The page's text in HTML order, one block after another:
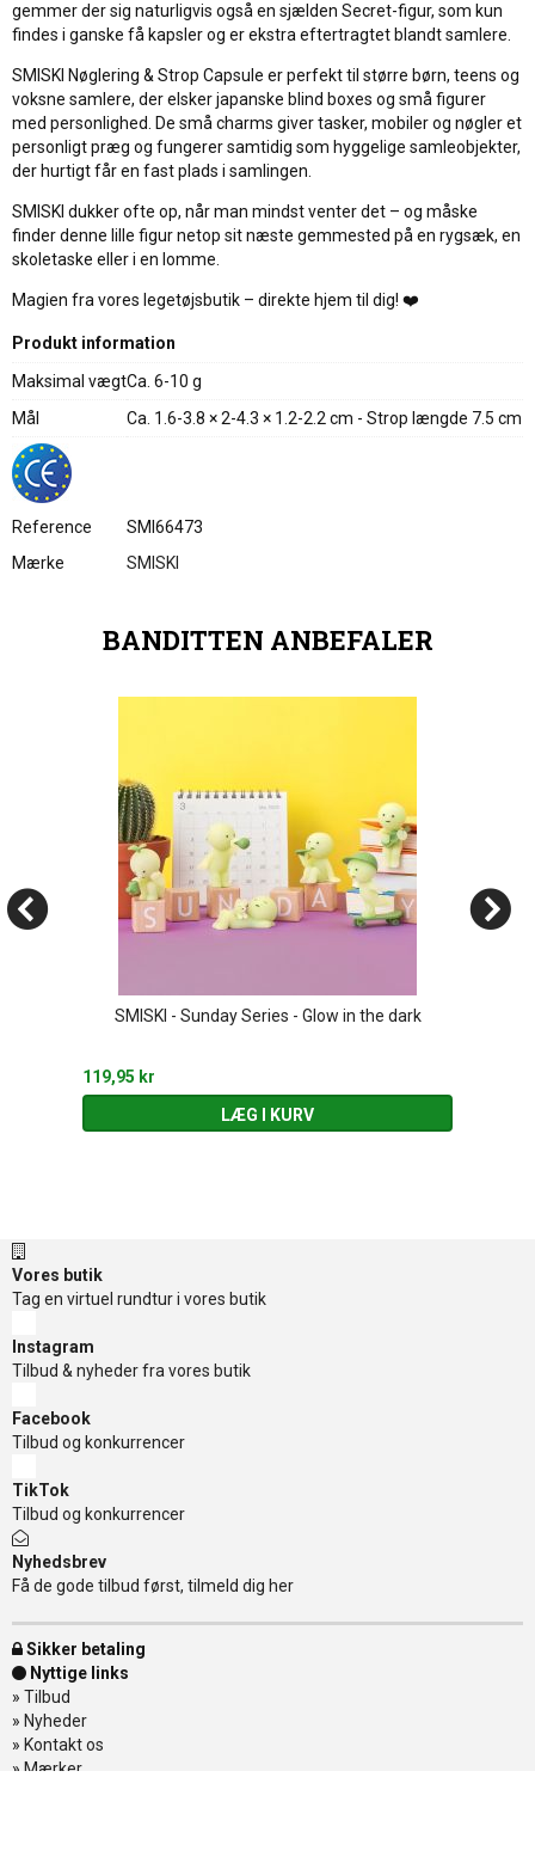
gemmer der sig naturligvis også en sjælden Secret-figur, som kun
findes i ganske få kapsler og er ekstra eftertragtet blandt samlere.
SMISKI Nøglering & Strop Capsule er perfekt til større børn, teens og
voksne samlere, der elsker japanske blind boxes og små figurer
med personlighed. De små charms giver tasker, mobiler og nøgler et
personligt præg og fungerer samtidig som hyggelige samleobjekter,
der hurtigt får en fast plads i samlingen.
SMISKI dukker ofte op, når man mindst venter det – og måske
finder denne lille figur netop sit næste gemmested på en rygsæk, en
skoletaske eller i en lomme.
Magien fra vores legetøjsbutik – direkte hjem til dig! ❤️
Produkt information
Maksimal vægtCa. 6-10 g
Mål
Ca. 1.6-3.8 × 2-4.3 × 1.2-2.2 cm - Strop længde 7.5 cm
Reference
SMI66473
Mærke
SMISKI
BANDITTEN ANBEFALER
SMISKI - Sunday Series - Glow in the dark
119,95 kr
LÆG I KURV
Vores butik
Tag en virtuel rundtur i vores butik
Instagram
Tilbud & nyheder fra vores butik
Facebook
Tilbud og konkurrencer
TikTok
Tilbud og konkurrencer
Nyhedsbrev
Få de gode tilbud først, tilmeld dig her
Sikker betaling
Nyttige links
» Tilbud
» Nyheder
» Kontakt os
» Mærker